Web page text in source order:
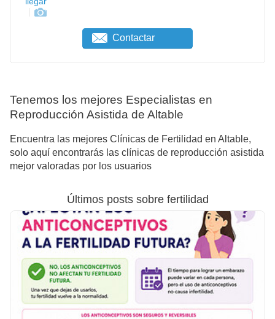
Contactar
Tenemos los mejores Especialistas en
Reproducción Asistida de Altable
Encuentra las mejores Clínicas de Fertilidad en Altable,
solo aquí encontrarás las clínicas de reproducción asistida
mejor valoradas por los usuarios
Últimos posts sobre fertilidad